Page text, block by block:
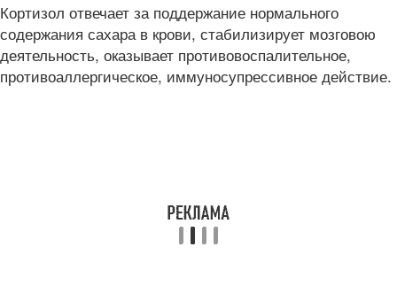
Кортизол отвечает за поддержание нормального
содержания сахара в крови, стабилизирует мозговою
деятельность, оказывает противовоспалительное,
противоаллергическое, иммуносупрессивное действие.